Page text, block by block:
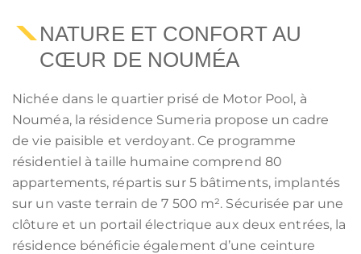
NATURE ET CONFORT AU
CŒUR DE NOUMÉA
Nichée dans le quartier prisé de Motor Pool, à
Nouméa, la résidence Sumeria propose un cadre
de vie paisible et verdoyant. Ce programme
résidentiel à taille humaine comprend 80
appartements, répartis sur 5 bâtiments, implantés
sur un vaste terrain de 7 500 m². Sécurisée par une
clôture et un portail électrique aux deux entrées, la
résidence bénéficie également d’une ceinture